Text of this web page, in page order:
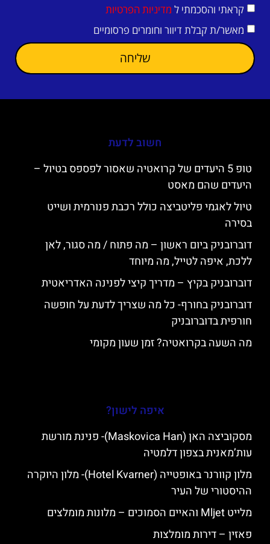
קראתי והסכמתי ל מדיניות הפרטיות
מאשר/ת קבלת דיוור וחומרים פרסומיים
שליחה
חשוב לדעת
טופ 5 היעדים של קרואטיה שאסור לפספס בטיול –
היעדים שהם מאסט
טיול לאגמי פליטביצה כולל רכבת פנורמית ושייט
בסירה
דוברובניק ביום ראשון – מה פתוח / מה סגור, לאן
ללכת, איפה לטייל, מה מיוחד
דוברובניק בקיץ – מדריך קיצי לפנינה האדריאטית
דוברובניק בחורף- כל מה שצריך לדעת על חופשה
חורפית בדוברובניק
מה השעה בקרואטיה? זמן שעון מקומי
איפה לישון?
מסקוביצה האן (Maskovica Han)- פנינת מורשת
עות’מאנית בצפון דלמטיה
מלון קוורנר באופטייה (Hotel Kvarner)- מלון היוקרה
ההיסטורי של העיר
מלייט Mljet והאיים הסמוכים – מלונות מומלצים
פאזין – דירות מומלצות